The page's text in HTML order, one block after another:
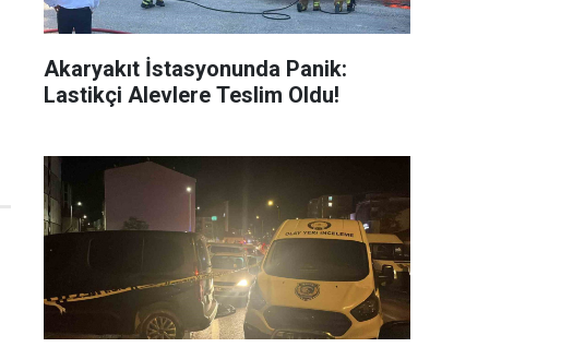
Akaryakıt İstasyonunda Panik:
Lastikçi Alevlere Teslim Oldu!